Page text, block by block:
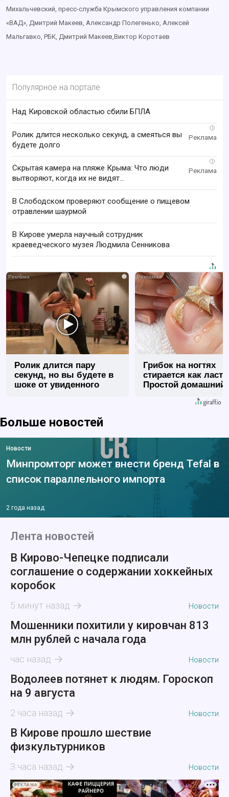
Михальчевский, пресс-служба Крымского управления компании
«ВАД», Дмитрий Макеев, Александр Полегенько, Алексей
Мальгавко, РБК, Дмитрий Макеев,Виктор Коротаев
Популярное на портале
Над Кировской областью сбили БПЛА
i
Ролик длится несколько секунд, а смеяться вы
будете долго
i
Скрытая камера на пляже Крыма: Что люди
вытворяют, когда их не видят...
В Слободском проверяют сообщение о пищевом
отравлении шаурмой
В Кирове умерла научный сотрудник
краеведческого музея Людмила Сенникова
i
Ролик длится пару
секунд, но вы будете в
шоке от увиденного
Грибок на ногтях
стирается как
Простой домашний
Больше новостей
Новости
Минпромторг может внести бренд Tefal в
список параллельного импорта
2 года назад
Лента новостей
В Кирово-Чепецке подписали
соглашение о содержании хоккейных
коробок
5 минут назад Новости
Мошенники похитили у кировчан 813
млн рублей с начала года
час назад Новости
Водолеев потянет к людям. Гороскоп
на 9 августа
2 часа назад Новости
В Кирове прошло шествие
физкультурников
3 часа назад Новости
РЕКЛАМА